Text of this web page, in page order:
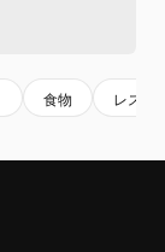
食物 レスト